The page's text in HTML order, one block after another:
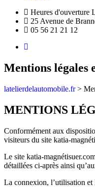
Heures d'ouverture
25 Avenue de
05 56 21 21 12
Mentions légales
latelierdelautomobile.fr>
MENTIONS
Conformément aux
visiteurs du site katia-
Le site katia-
détaillées ci-après ainsi
La connexion, l’utilisation et